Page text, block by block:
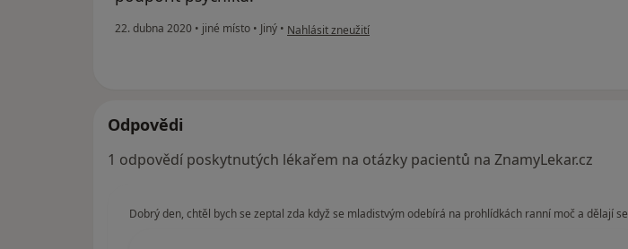
22. dubna 2020 • jiné místo • Jiný • podle názoru uživatele Petr.V
Nahlásit zneužití
Odpovědi
1 odpovědí poskytnutých lékařem na otázky pacientů na ZnamyLekar.cz
Dobrý den, chtěl bych se zeptal zda když se mladistvým odebírá na prohlídkách ranní moč a dělají se